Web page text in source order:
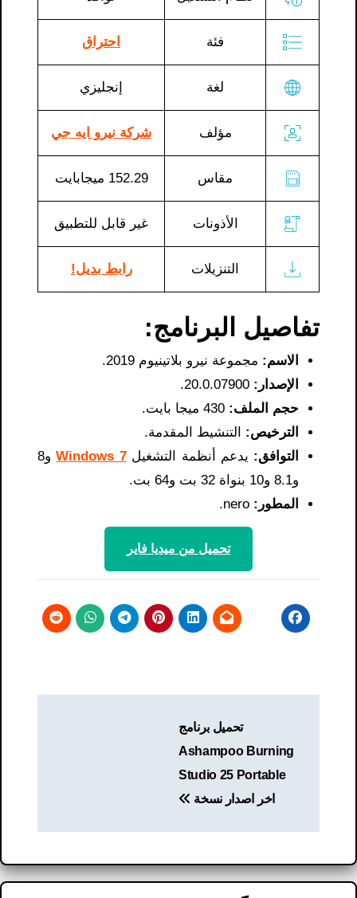
فئة احتراق
لغة إنجليزي
مؤلف شركة نيرو ايه جي
مقاس 152.29 ميجابايت
الأذونات غير قابل للتطبيق
التنزيلات رابط بديل!
تفاصيل البرنامج:
الاسم: مجموعة نيرو بلاتينيوم 2019.
الإصدار:
حجم الملف:
الترخيص: التنشيط المقدمة.
التوافق: يدعم أنظمة التشغيلWindows 7
و8
و8.1 و10 بنواة 32 بت و64 بت.
المطور:
تحميل من ميديا ​​فاير
المقالات
تحميل برنامج
Ashampoo Burning
Studio 25 Portable
اخر اصدار نسخة